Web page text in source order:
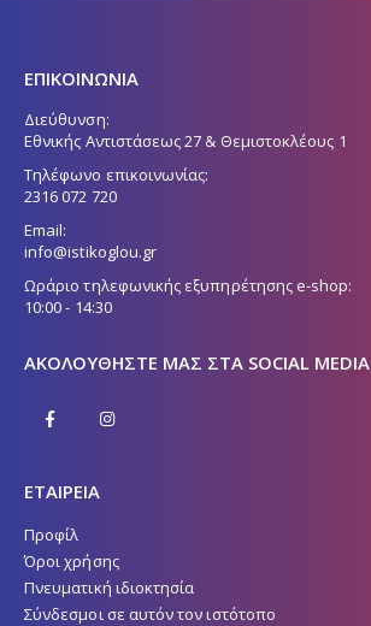
ΕΠΙΚΟΙΝΩΝΙΑ
Διεύθυνση:
Εθνικής Αντιστάσεως 27 & Θεμιστοκλέους 1
Τηλέφωνο επικοινωνίας:
2316 072 720
Email:
info@istikoglou.gr
Ωράριο τηλεφωνικής εξυπηρέτησης e-shop:
10:00 - 14:30
ΑΚΟΛΟΥΘΉΣΤΕ ΜΑΣ ΣΤΑ SOCIAL MEDIA
ΕΤΑΙΡΕΙΑ
Προφίλ
Όροι χρήσης
Πνευματική ιδιοκτησία
Σύνδεσμοι σε αυτόν τον ιστότοπο